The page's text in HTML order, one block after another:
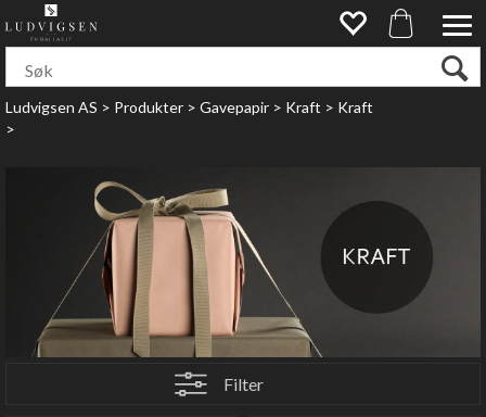
Ludvigsen AS>Produkter>Gavepapir>Kraft>Kraft
>
Filter